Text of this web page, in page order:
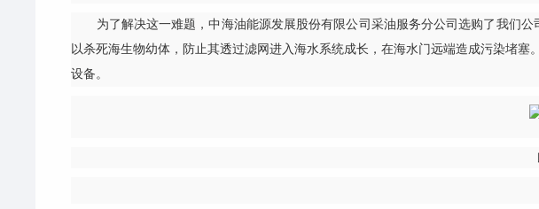
为了解决这一难题，中海油能源发展股份有限公司采油服务分公司选购了我们公
以杀死海生物幼体，防止其透过滤网进入海水系统成长，在海水门远端造成污染堵
设备。